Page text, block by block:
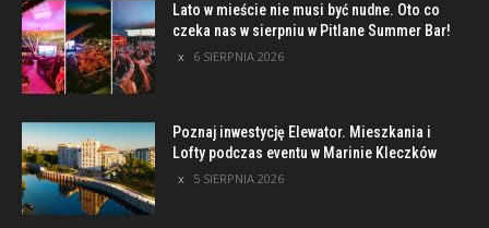
Lato w mieście nie musi być nudne. Oto co
czeka nas w sierpniu w Pitlane Summer Bar!
6 SIERPNIA 2026
Poznaj inwestycję Elewator. Mieszkania i
Lofty podczas eventu w Marinie Kleczków
5 SIERPNIA 2026